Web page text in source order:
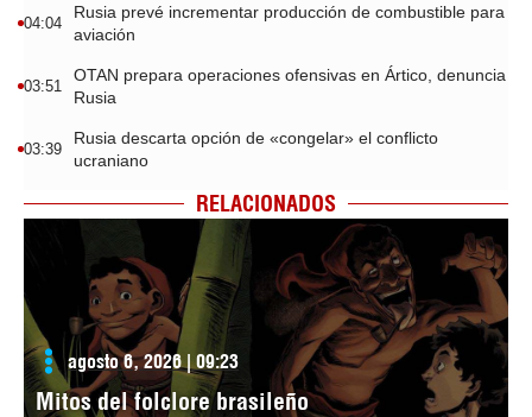
04:04
Rusia prevé incrementar producción de combustible para
aviación
03:51
OTAN prepara operaciones ofensivas en Ártico, denuncia
Rusia
03:39
Rusia descarta opción de «congelar» el conflicto
ucraniano
RELACIONADOS
agosto 6, 2026 | 09:23
Mitos del folclore brasileño